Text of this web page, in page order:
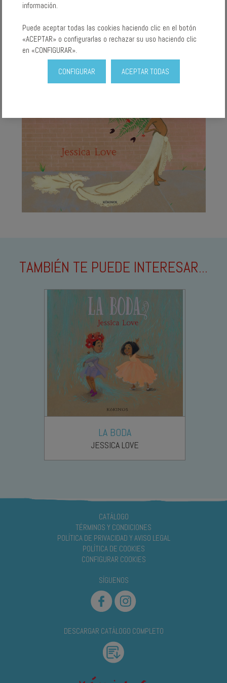
TAMBIÉN TE PUEDE INTERESAR...
LA BODA
JESSICA LOVE
CATÁLOGO
TÉRMINOS Y CONDICIONES
POLÍTICA DE PRIVACIDAD Y AVISO LEGAL
POLÍTICA DE COOKIES
CONFIGURAR COOKIES
SÍGUENOS
DESCARGAR CATÁLOGO COMPLETO
información.
Puede aceptar todas las cookies haciendo clic en el botón
«ACEPTAR» o configurarlas o rechazar su uso haciendo clic
en «CONFIGURAR».
CONFIGURAR ACEPTAR TODAS